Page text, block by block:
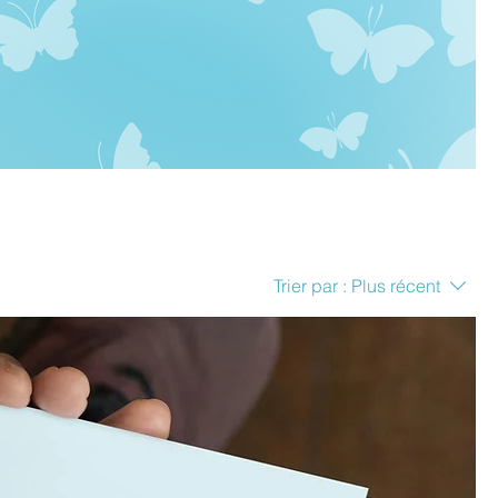
Trier par : Plus récent